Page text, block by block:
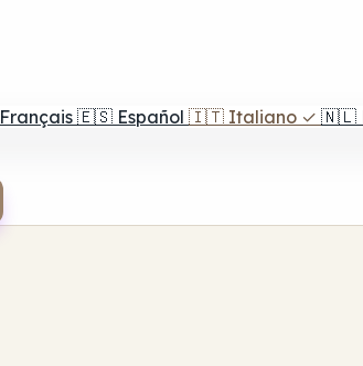
Français 🇪🇸 Español 🇮🇹 Italiano ✓ 🇳🇱